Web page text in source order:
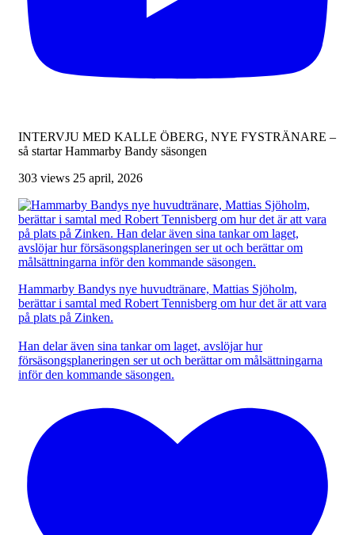
INTERVJU MED KALLE ÖBERG, NYE FYSTRÄNARE –
så startar Hammarby Bandy säsongen
303 views 25 april, 2026
Hammarby Bandys nye huvudtränare, Mattias Sjöholm,
berättar i samtal med Robert Tennisberg om hur det är att vara
på plats på Zinken.
Han delar även sina tankar om laget, avslöjar hur
försäsongsplaneringen ser ut och berättar om målsättningarna
inför den kommande säsongen.